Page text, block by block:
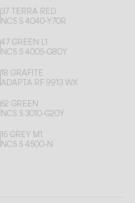
Español
37 TERRA RED
NCS S 4040-Y70R
47 GREEN L1
NCS S 4005-G80Y
18 GRAFITE
ADAPTA RF 9913 WX
62 GREEN
NCS S 3010-G20Y
16 GREY M1
NCS S 4500-N